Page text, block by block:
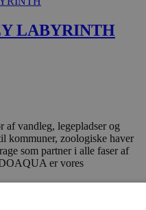
LABYRINTH
af vandleg, legepladser og
kommuner, zoologiske haver
som partner i alle faser af
er vores